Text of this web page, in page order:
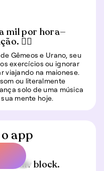
mil por hora—
🏃‍♀️
Gêmeos e Urano, seu
exercícios ou ignorar
viajando na maionese.
ou literalmente
solo de uma música
mente hoje.
a div block.
app